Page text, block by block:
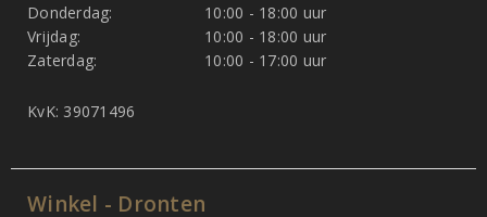
Donderdag:
10:00 - 18:00 uur
Vrijdag:
10:00 - 18:00 uur
Zaterdag:
10:00 - 17:00 uur
KvK: 39071496
Winkel - Dronten